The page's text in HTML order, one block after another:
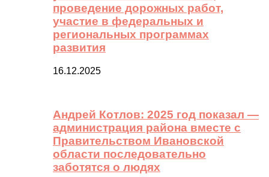
проведение дорожных работ,
участие в федеральных и
региональных программах
развития
16.12.2025
Андрей Котлов: 2025 год показал —
администрация района вместе с
Правительством Ивановской
области последовательно
заботятся о людях